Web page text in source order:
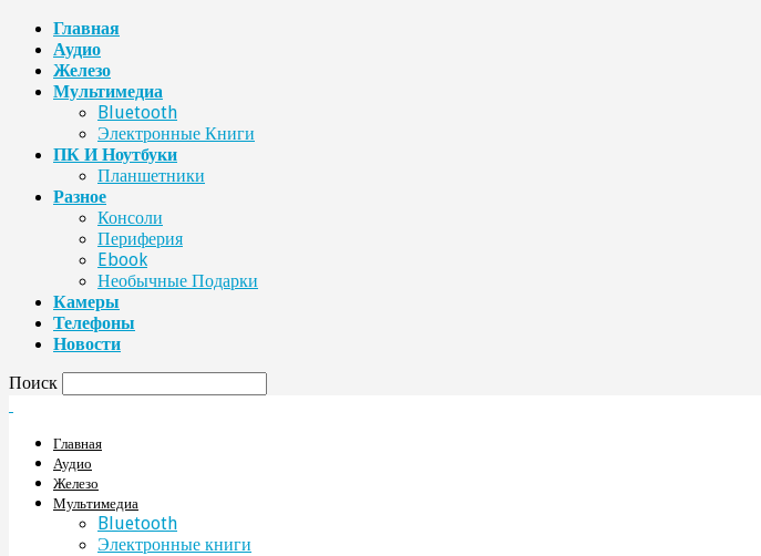
Главная
Аудио
Железо
Мультимедиа
Bluetooth
Электронные Книги
ПК И Ноутбуки
Планшетники
Разное
Консоли
Периферия
Ebook
Необычные Подарки
Камеры
Телефоны
Новости
Поиск
Главная
Аудио
Железо
Мультимедиа
Bluetooth
Электронные книги